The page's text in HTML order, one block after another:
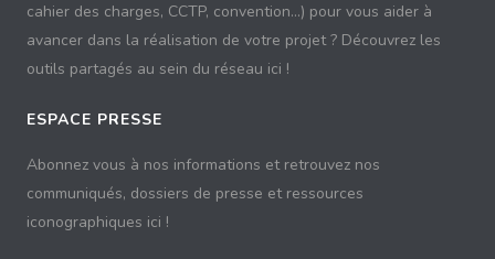
cahier des charges, CCTP, convention...) pour vous aider à
avancer dans la réalisation de votre projet ? Découvrez les
outils partagés au sein du réseau ici !
ESPACE PRESSE
Abonnez vous à nos informations et retrouvez nos
communiqués, dossiers de presse et ressources
iconographiques ici !